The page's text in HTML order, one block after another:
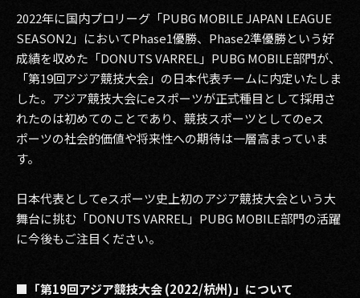
2020
2019
2018
2017
2015
2013
2022年に国内プロリーグ「PUBG MOBILE JAPAN LEAGUE
SEASON2」においてPhase1優勝、Phase2準優勝という好
成績を収めた「DONUTS VARREL」PUBG MOBILE部門が、
「第19回アジア競技大会」の日本代表チームに内定いたしま
した。アジア競技大会にeスポーツが正式種目として採用さ
れたのは初めてのことであり、競技スポーツとしてのeス
ポーツの社会的価値や将来性への期待は一層高まっていま
す。
日本代表としてeスポーツ史上初のアジア競技大会という大
舞台に挑む「DONUTS VARREL」PUBG MOBILE部門の活躍
に今後もご注目ください。
■「第19回アジア競技大会 (2022/杭州)」について